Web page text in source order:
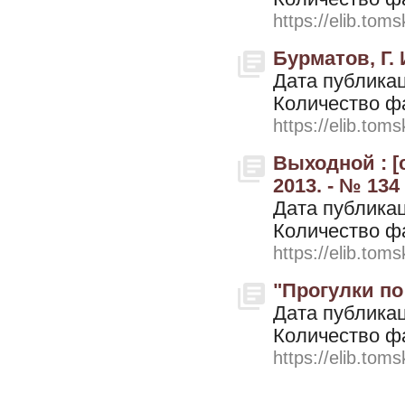
https://
Бурматов, Г.
Дата
Количество
https://
Выходной :
2013. - № 134
Дата
Количество
https://
"Прогулки
Дата
Количество
https://